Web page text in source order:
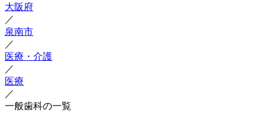
大阪府
／
泉南市
／
医療・介護
／
医療
／
一般歯科の一覧